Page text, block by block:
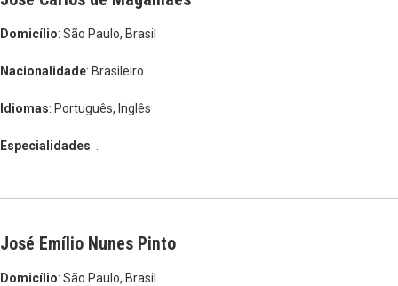
Domicílio: São Paulo, Brasil
Nacionalidade: Brasileiro
Idiomas: Português, Inglês
Especialidades: .
José Emílio Nunes Pinto
Domicílio: São Paulo, Brasil